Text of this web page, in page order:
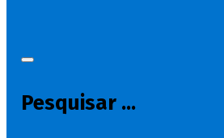
Pesquisar ...